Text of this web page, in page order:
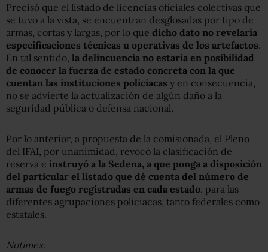
Precisó que el listado de licencias oficiales colectivas que
se tuvo a la vista, se encuentran desglosadas por tipo de
armas, cortas y largas, por lo que dicho dato no revelaría
especificaciones técnicas u operativas de los artefactos.
En tal sentido, la delincuencia no estaría en posibilidad
de conocer la fuerza de estado concreta con la que
cuentan las instituciones policiacas y en consecuencia,
no se advierte la actualización de algún daño a la
seguridad pública o defensa nacional.
Por lo anterior, a propuesta de la comisionada, el Pleno
del IFAI, por unanimidad, revocó la clasificación de
reserva e instruyó a la Sedena, a que ponga a disposición
del particular el listado que dé cuenta del número de
armas de fuego registradas en cada estado , para las
diferentes agrupaciones policiacas, tanto federales como
estatales.
Notimex.